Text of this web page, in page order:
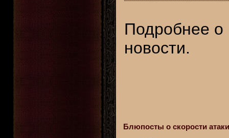
Подробнее
новости.
Блюпосты о скорости